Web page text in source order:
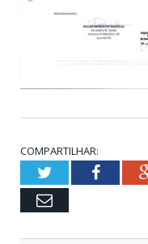
COMPARTILHAR:
Twitter
Email